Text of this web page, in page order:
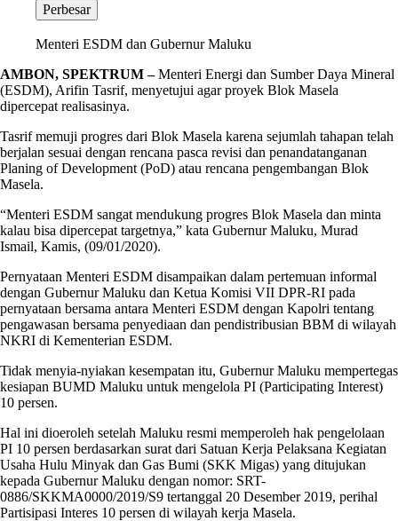
Perbesar
Menteri ESDM dan Gubernur Maluku
AMBON, SPEKTRUM –Menteri Energi dan Sumber Daya Mineral
(ESDM), Arifin Tasrif, menyetujui agar proyek Blok Masela
dipercepat realisasinya.
Tasrif memuji progres dari Blok Masela karena sejumlah tahapan telah
berjalan sesuai dengan rencana pasca revisi dan penandatanganan
Planing of Development (PoD) atau rencana pengembangan Blok
Masela.
“Menteri ESDM sangat mendukung progres Blok Masela dan minta
kalau bisa dipercepat targetnya,” kata Gubernur Maluku, Murad
Ismail, Kamis, (09/01/2020).
Pernyataan Menteri ESDM disampaikan dalam pertemuan informal
dengan Gubernur Maluku dan Ketua Komisi VII DPR-RI pada
pernyataan bersama antara Menteri ESDM dengan Kapolri tentang
pengawasan bersama penyediaan dan pendistribusian BBM di wilayah
NKRI di Kementerian ESDM.
Tidak menyia-nyiakan kesempatan itu, Gubernur Maluku mempertegas
kesiapan BUMD Maluku untuk mengelola PI (Participating Interest)
10 persen.
Hal ini dioeroleh setelah Maluku resmi memperoleh hak pengelolaan
PI 10 persen berdasarkan surat dari Satuan Kerja Pelaksana Kegiatan
Usaha Hulu Minyak dan Gas Bumi (SKK Migas) yang ditujukan
kepada Gubernur Maluku dengan nomor: SRT-
0886/SKKMA0000/2019/S9 tertanggal 20 Desember 2019, perihal
Partisipasi Interes 10 persen di wilayah kerja Masela.